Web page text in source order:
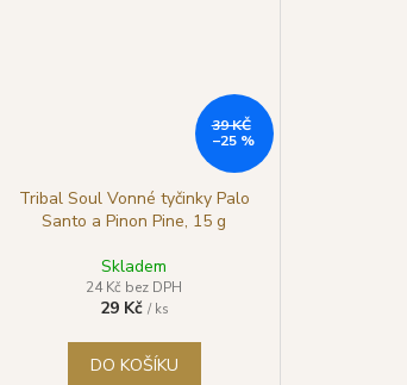
39 KČ
–25 %
Tribal Soul Vonné tyčinky Palo
Santo a Pinon Pine, 15 g
Skladem
24 Kč bez DPH
29 Kč/ ks
DO KOŠÍKU